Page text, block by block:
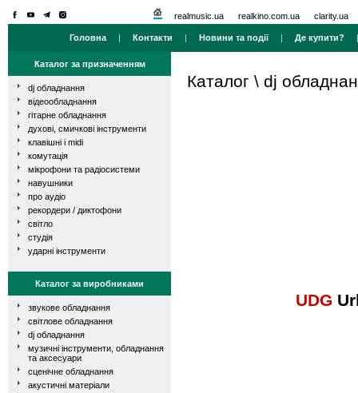
realmusic.ua realkino.com.ua clarity.ua
Головна | Контакти | Новини та події| Де купити?
Каталог за призначенням
dj обладнання
відеообладнання
гітарне обладнання
духові, смичкові інструменти
клавішні і midi
комутація
мікрофони та радіосистеми
навушники
про аудіо
рекордери / диктофони
світло
студія
ударні інструменти
Каталог за виробниками
звукове обладнання
світлове обладнання
dj обладнання
музичні інструменти, обладнання
та аксесуари
сценічне обладнання
акустичні матеріали
Каталог \ dj
UDG